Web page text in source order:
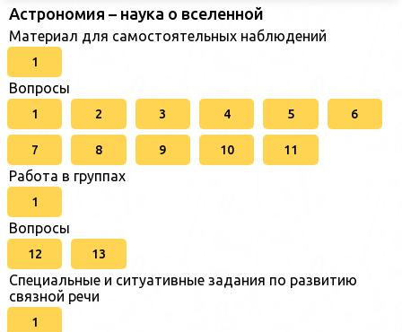
Астрономия – наука о вселенной
Материал для самостоятельных наблюдений
1
Вопросы
1 2 3 4 5 6
7 8 9 10 11
Работа в группах
1
Вопросы
12 13
Специальные и ситуативные задания по развитию
связной речи
1